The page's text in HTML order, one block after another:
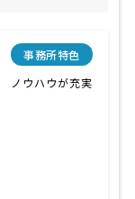
事務所特色
ノウハウが充実